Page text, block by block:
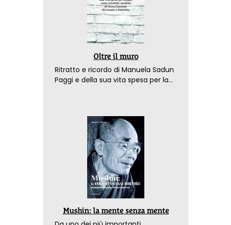
Oltre il muro
Ritratto e ricordo di Manuela Sadun
Paggi e della sua vita spesa per la
Mushin: la mente senza mente